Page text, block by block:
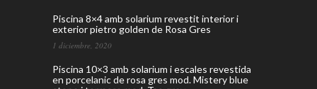
Piscina 8×4 amb solarium revestit interior i
exterior pietro golden de Rosa Gres
1 diciembre, 2020
Piscina 10×3 amb solarium i escales revestida
en porcelanic de rosa gres mod. Mistery blue